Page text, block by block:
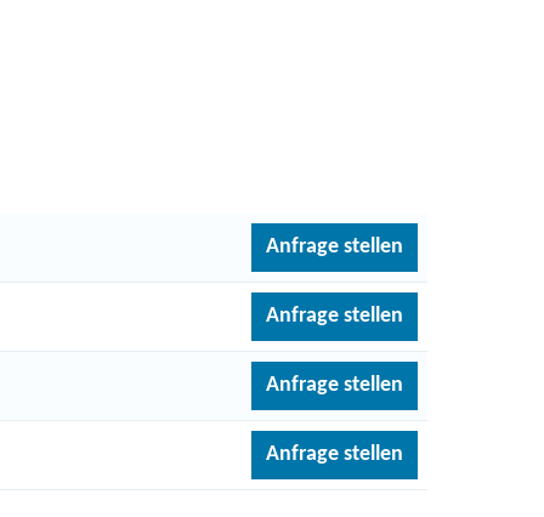
Anfrage stellen
Anfrage stellen
Anfrage stellen
Anfrage stellen